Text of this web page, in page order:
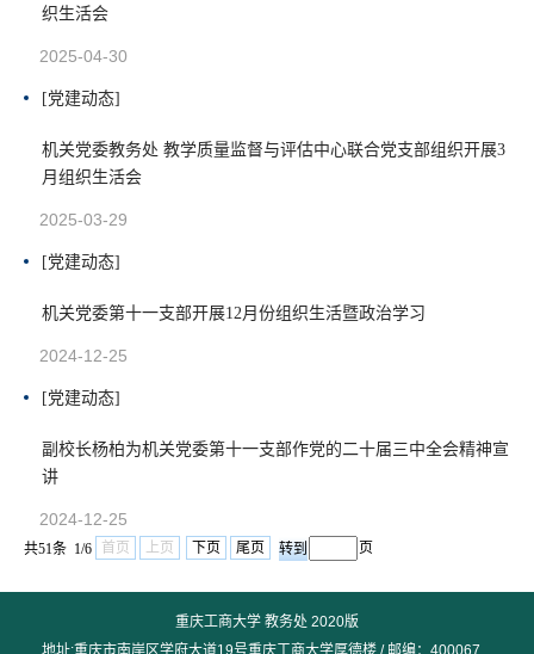
织生活会
2025-04-30
[党建动态]
机关党委教务处 教学质量监督与评估中心联合党支部组织开展3
月组织生活会
2025-03-29
[党建动态]
机关党委第十一支部开展12月份组织生活暨政治学习
2024-12-25
[党建动态]
副校长杨柏为机关党委第十一支部作党的二十届三中全会精神宣
讲
2024-12-25
共51条 1/6 首页 上页 下页 尾页 页
重庆工商大学 教务处 2020版
地址:重庆市南岸区学府大道19号重庆工商大学厚德楼 / 邮编：400067